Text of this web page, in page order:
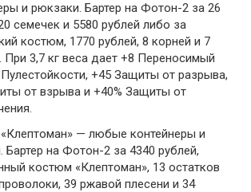
и рюкзаки. Бартер на Фотон-2 за 26
семечек и 5580 рублей либо за
костюм, 1770 рублей, 8 корней и 7
При 3,7 кг веса дает +8 Переносимый
+45 Защиты от разрыва,
от взрыва и +40% Защиты от
— любые контейнеры и
Бартер на Фотон-2 за 4340 рублей,
костюм «Клептоман», 13 остатков
39 ржавой плесени и 34